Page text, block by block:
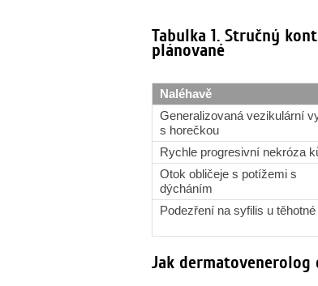
Tabulka 1. Stručný
plánované
Naléhavě
Generalizovaná vezikulární
s horečkou
Rychle progresivní nekróza
Otok obličeje s potížemi s
dýcháním
Podezření na syfilis u
Jak